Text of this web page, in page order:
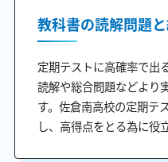
教科書の読解問題
定期テストに高確率で出
読解や総合問題などより
す。佐倉南高校の定期テ
し、高得点をとる為に役